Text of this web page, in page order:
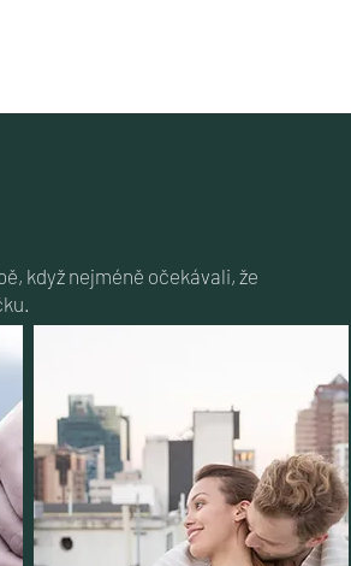
když nejméně očekávali, že